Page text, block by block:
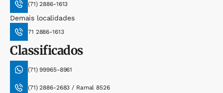
(71) 2886-1613
Demais localidades
71 2886-1613
Classificados
(71) 99965-8961
(71) 2886-2683 / Ramal 8526